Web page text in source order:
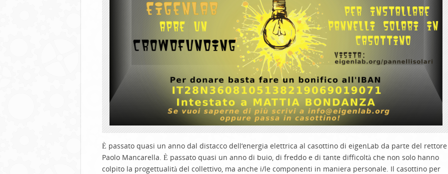
È passato quasi un anno dal distacco dell‘energia elettrica al casottino di eigenLab da parte del rettore
Paolo Mancarella. È passato quasi un anno di buio, di freddo e di tante difficoltà che non solo hanno
colpito la progettualità del collettivo, ma anche i/le componenti in maniera personale. Il casottino per